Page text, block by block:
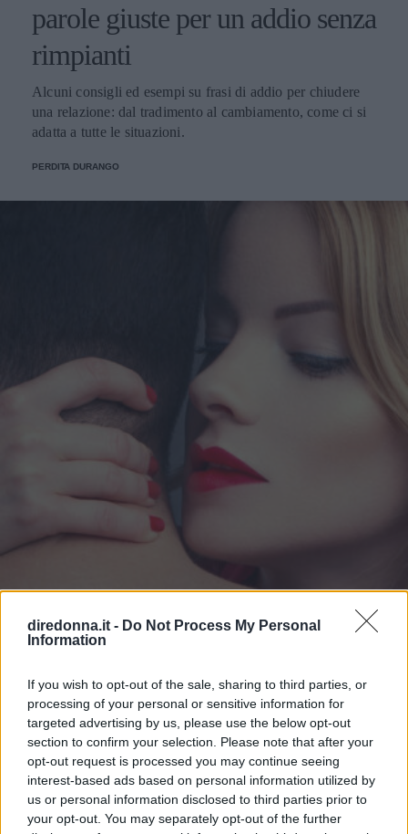
diredonna.it - Do Not Process My Personal
Information
If you wish to opt-out of the sale, sharing to third parties, or
processing of your personal or sensitive information for
targeted advertising by us, please use the below opt-out
section to confirm your selection. Please note that after your
opt-out request is processed you may continue seeing
interest-based ads based on personal information utilized by
us or personal information disclosed to third parties prior to
your opt-out. You may separately opt-out of the further
parole giuste per un addio senza
rimpianti
Alcuni consigli ed esempi su frasi di addio per chiudere
una relazione: dal tradimento al cambiamento, come ci si
adatta a tutte le situazioni.
PERDITA DURANGO
RELAZIONI
10 Frasi per Sedurre un Uomo e
Lasciarlo Senza Parole
Conquistare un uomo che si desidera non è sempre
semplice: in nostro aiuto vengono però le migliori frasi per
sedurre un uomo, tutte a sfondo erotico più o meno
dichiarato.
PERDITA DURANGO